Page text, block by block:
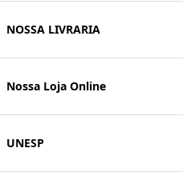
NOSSA LIVRARIA
Nossa Loja Online
UNESP